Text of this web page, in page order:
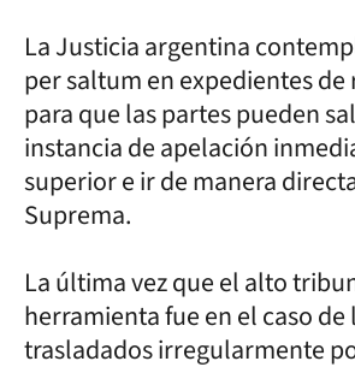
La Justicia argentina
per saltum en expedientes de
para que las partes pueden
instancia de apelación
superior e ir de manera
Suprema.
La última vez que el alto
herramienta fue en el caso de
trasladados irregularmente